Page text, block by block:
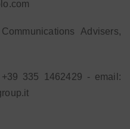
Advisers,
335 1462429 - email: